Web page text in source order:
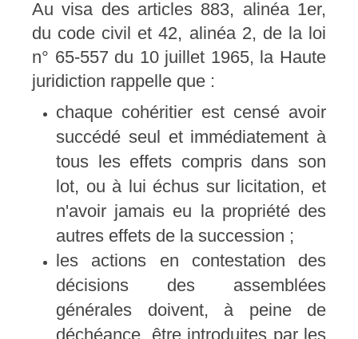
Au visa des articles 883, alinéa 1er,
du code civil et 42, alinéa 2, de la loi
n° 65-557 du 10 juillet 1965, la Haute
juridiction rappelle que :
chaque cohéritier est censé avoir
succédé seul et immédiatement à
tous les effets compris dans son
lot, ou à lui échus sur licitation, et
n'avoir jamais eu la propriété des
autres effets de la succession ;
les actions en contestation des
décisions des assemblées
générales doivent, à peine de
déchéance, être introduites par les